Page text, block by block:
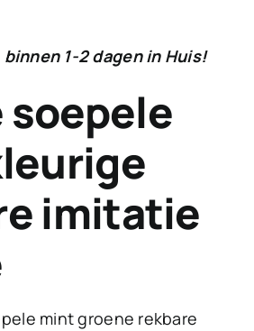
binnen 1-2 dagen in Huis!
soepele
imitatie
mint groene rekbare